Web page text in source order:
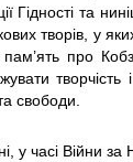
Гідності та
творів, у
пам’ять про
свободи.
у часі Війни